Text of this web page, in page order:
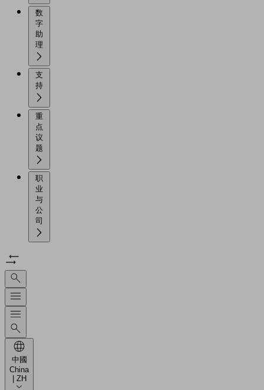
数
字
助
支
重
点
议
职
业
与
公
中國
China
| ZH